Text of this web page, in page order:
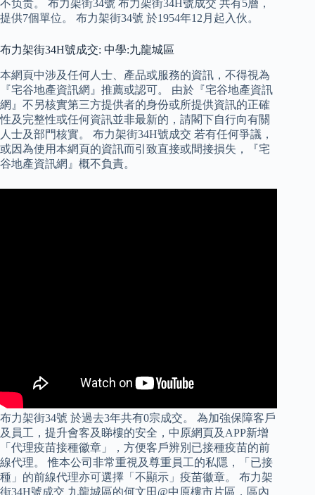
不负责。 布力架街34號 布力架街34H號成交 共有5層，
提供7個單位。 布力架街34號 於1954年12月起入伙。
布力架街34H號成交: 中學:九龍城區
本網頁中涉及任何人士、產品或服務的資訊，不得視為
『宅谷地產資訊網』推薦或認可。 由於『宅谷地產資訊
網』不另核實第三方提供者的身份或所提供資訊的正確
性及完整性或任何資訊並非最新的，請閣下自行向有關
人士及部門核實。 布力架街34H號成交 若有任何爭議，
或因為使用本網頁的資訊而引致直接或間接損失，『宅
谷地產資訊網』概不負責。
布力架街34號 於過去3年共有0宗成交。 為加強保障客戶
及員工，提升會客及睇樓的安全，中原網頁及APP新增
「代理疫苗接種徽章」，方便客戶辨別已接種疫苗的前
線代理。 惟本公司非常重視及尊重員工的私隱，「已接
種」的前線代理亦可選擇「不顯示」疫苗徽章。 布力架
街34H號成交 九龍城區的何文田@中原樓市片區，區內